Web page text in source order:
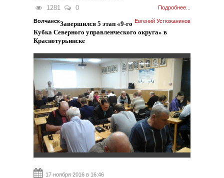
1281 0 Подробнее...
Волчанск Евгений Устюжанинов
Завершился 5 этап «9-го
Кубка Северного управленческого округа» в
Краснотурьинске
17 ноября 2016 в 16:46